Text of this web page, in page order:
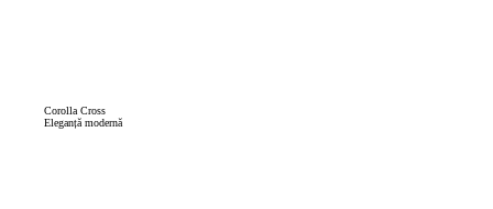
Corolla Cross
Eleganță modernă